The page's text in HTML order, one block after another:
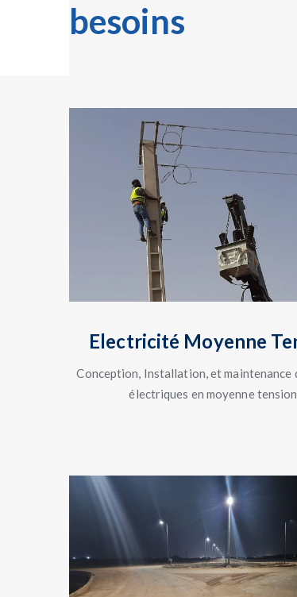
besoins
Electricité Moyenne
Conception, Installation, et maintenance
électriques en moyenne